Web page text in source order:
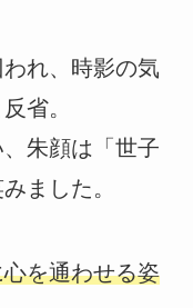
れ、時影の気
省。
朱顔は「世子
ました。
を通わせる姿